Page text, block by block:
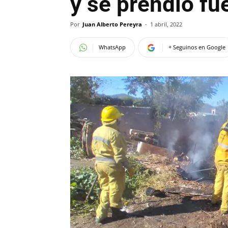
Por Juan Alberto Pereyra - 1 abril, 2022
WhatsApp + Seguinos en Google